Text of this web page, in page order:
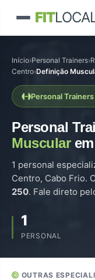
FIT
Início›Personal Trainers›
Centro›Definição
Personal
Personal
Muscularem
1 personal
Centro, Cabo Frio.
250. Fale direto
1
PERSONAL
OUTRAS